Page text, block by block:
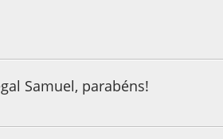
Samuel, parabéns!